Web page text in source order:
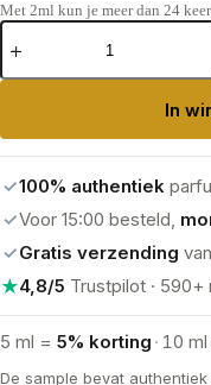
Met 2ml kun je meer dan 24
Parfums
de
Eau
In
✓100% authentiek
✓Voor 15:00 besteld,
✓Gratis verzending
★4,8/5 Trustpilot · 590+
5 ml = 5% korting · 10
De sample bevat